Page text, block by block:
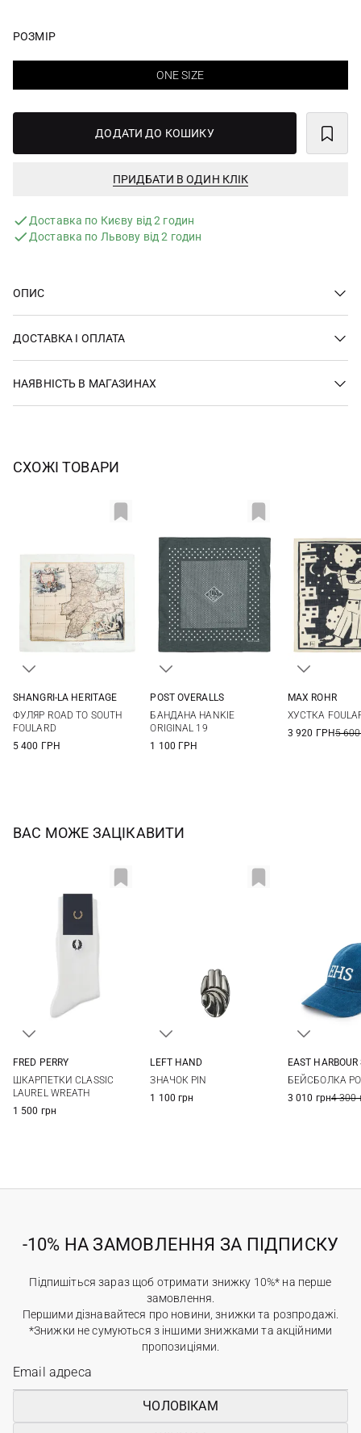
РОЗМІР
ONE SIZE
ДОДАТИ ДО КОШИКУ
ПРИДБАТИ В ОДИН КЛІК
Доставка по Києву від 2 годин
Доставка по Львову від 2 годин
ОПИС
ДОСТАВКА І ОПЛАТА
НАЯВНІСТЬ В МАГАЗИНАХ
СХОЖІ ТОВАРИ
SHANGRI-LA HERITAGE
ФУЛЯР ROAD TO SOUTH
FOULARD
5 400 ГРН
POST OVERALLS
БАНДАНА HANKIE
ORIGINAL 19
1 100 ГРН
MAX ROHR
ХУСТКА
3 920 ГРН5
ВАС МОЖЕ ЗАЦІКАВИТИ
FRED PERRY
ШКАРПЕТКИ CLASSIC
LAUREL WREATH
1 500 грн
LEFT HAND
ЗНАЧОК PIN
1 100 грн
EAST HARBOUR
БЕЙСБОЛКА
3 010 грн4 300
-10% НА ЗАМОВЛЕННЯ ЗА ПІДПИСКУ
Підпишіться зараз щоб отримати знижку 10%* на перше
замовлення.
Першими дізнавайтеся про новини, знижки та розпродажі.
*Знижки не сумуються з іншими знижками та акційними
пропозиціями.
ЧОЛОВІКАМ